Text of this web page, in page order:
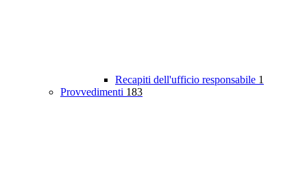
Recapiti dell'ufficio responsabile 1
Provvedimenti 183